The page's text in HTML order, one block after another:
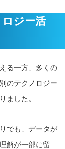
ジー活
る一方、多くの
のテクノロジー
ました。
でも、データが
解が一部に留